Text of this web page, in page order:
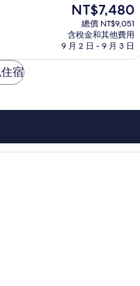
現
價
格
為
NT$7,480
總價 NT$9,051
含稅金和其他費用
9 月 2 日 - 9 月 3 日
宿